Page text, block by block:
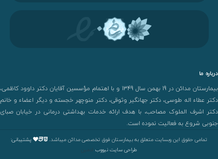
درباره ما
بیمارستان مدائن در 19 بهمن سال 1349 و با اهتمام مؤسسین آقایان دکتر داوود کاظمی،
دکتر عطاء اله طوسی، دکتر جهانگیر وثوقی، دکتر منوچهر خجسته و دیگر اعضاء و خانم
دکتر اشرف الملوک مصاحب، با هدف ارائه خدمات بهداشتی درمانی در خیابان صبای
جنوبی شروع به فعالیت نموده است.
تمامی حقوق این وبسایت متعلق به بیمارستان فوق تخصصی مدائن میباشد.
پشتیبانی:
طراحی سایت نیووب